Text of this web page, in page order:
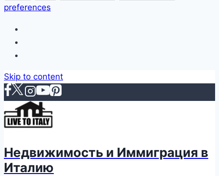
preferences
Skip to content
Недвижимость и Иммиграция в
Италию